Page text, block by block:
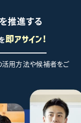
推進する
即アサイン!
活用方法や候補者をご